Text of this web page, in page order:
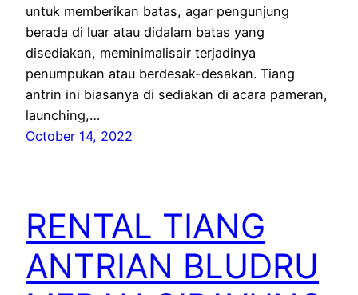
untuk memberikan batas, agar pengunjung
berada di luar atau didalam batas yang
disediakan, meminimalisair terjadinya
penumpukan atau berdesak-desakan. Tiang
antrin ini biasanya di sediakan di acara pameran,
launching,…
October 14, 2022
RENTAL TIANG
ANTRIAN BLUDRU